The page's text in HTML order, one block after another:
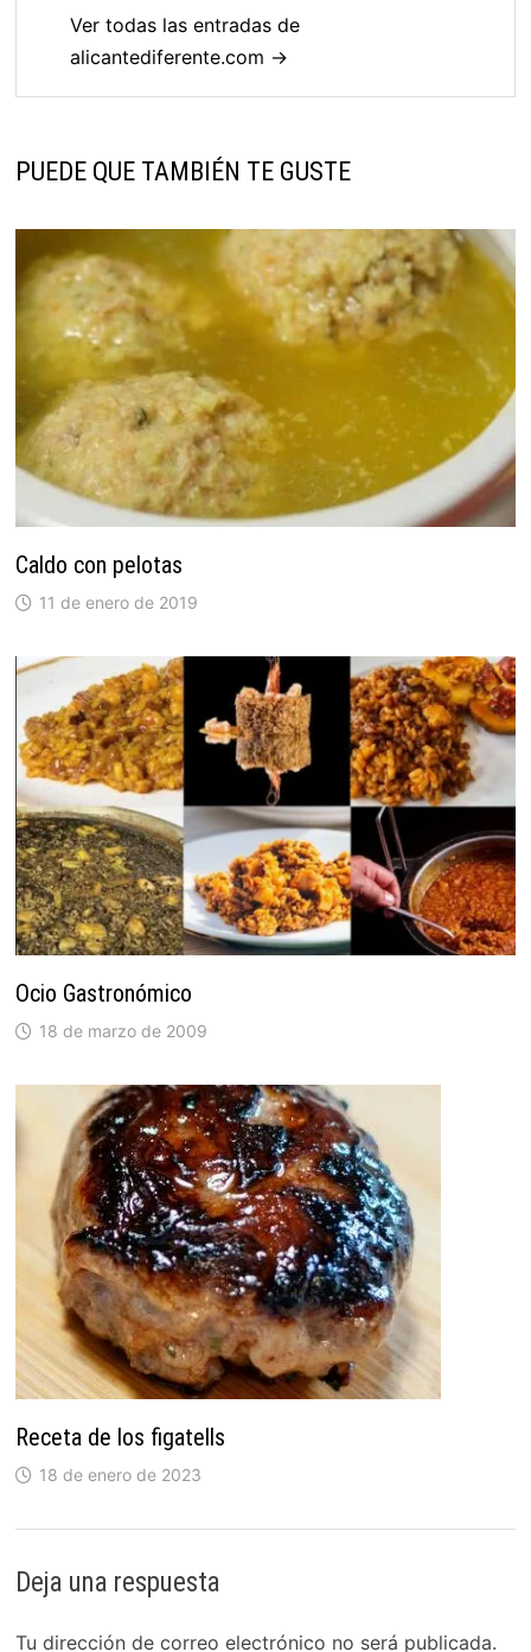
Ver todas las entradas de
alicantediferente.com →
PUEDE QUE TAMBIÉN TE GUSTE
Caldo con pelotas
11 de enero de 2019
Ocio Gastronómico
18 de marzo de 2009
Receta de los figatells
18 de enero de 2023
Deja una respuesta
Tu dirección de correo electrónico no será publicada.